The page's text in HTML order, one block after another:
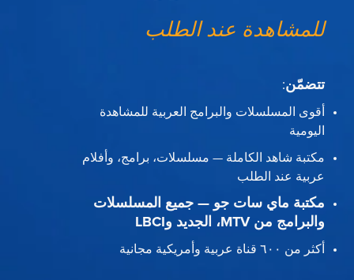
للمشاهدة عند الطلب
تتضمّن:
أقوى المسلسلات والبرامج العربية للمشاهدة
اليومية
مكتبة شاهد الكاملة — مسلسلات، برامج، وأفلام
عربية عند الطلب
مكتبة ماي سات جو — جميع المسلسلات
والبرامج من MTV، الجديد وLBCI
أكثر من ٦٠٠ قناة عربية وأمريكية مجانية